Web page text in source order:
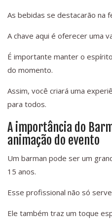
As bebidas se destacarão na
A chave aqui é oferecer uma
É importante manter o
do momento.
Assim, você criará uma
para todos.
A importância do
animação do evento
Um barman pode ser um
15 anos.
Esse profissional não só
Ele também traz um toque